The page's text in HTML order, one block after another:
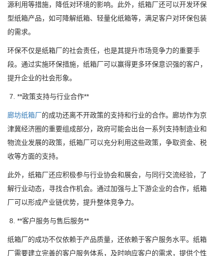
源利用等措施，降低对环境的影响。此外，纸箱厂还可以开发环保
型纸箱产品，如可降解纸箱、轻量化纸箱等，满足客户对环保包装
的需求。
环保不仅是纸箱厂的社会责任，也是其提升市场竞争力的重要手
段。通过实施环保措施，纸箱厂可以赢得更多环保意识强的客户，
提升企业的社会形象。
7. **政策支持与行业合作**
廊坊纸箱厂的成功还离不开政策的支持和行业的合作。廊坊作为京
津冀经济圈的重要组成部分，政府可能会出台一系列支持制造业和
物流业发展的政策，纸箱厂可以充分利用这些政策，争取资金、税
收等方面的支持。
此外，纸箱厂还应积极参与行业协会和展会，与同行交流经验，了
解行业动态，寻找合作机会。通过加强与上下游企业的合作，纸箱
厂可以形成产业链优势，提升整体竞争力。
8. **客户服务与售后服务**
纸箱厂的成功不仅依赖于产品质量，还依赖于客户服务水平。纸箱
厂需要建立完善的客户服务体系，及时响应客户的需求，提供个性